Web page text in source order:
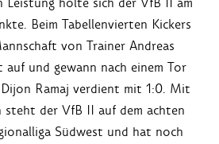
Beim Tabellenvierten Kickers
von Trainer Andreas
und gewann nach einem Tor
Ramaj verdient mit 1:0. Mit
steht der VfB II auf dem achten
Südwest und hat noch